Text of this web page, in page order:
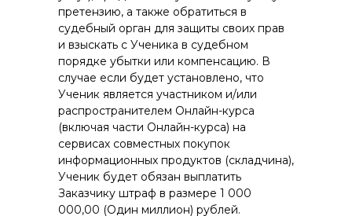
претензию, а также обратиться в
судебный орган для защиты своих прав
и взыскать с Ученика в судебном
порядке убытки или компенсацию. В
случае если будет установлено, что
Ученик является участником и/или
распространителем Онлайн-курса
(включая части Онлайн-курса) на
сервисах совместных покупок
информационных продуктов (складчина),
Ученик будет обязан выплатить
Заказчику штраф в размере 1 000
000,00 (Один миллион) рублей.